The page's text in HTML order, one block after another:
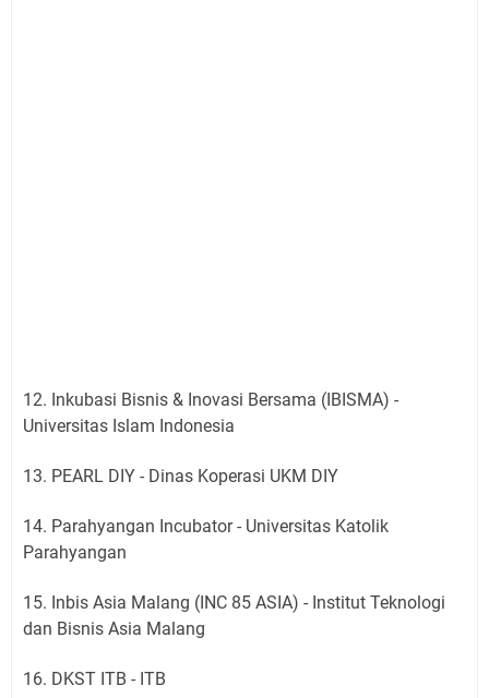
12. Inkubasi Bisnis & Inovasi Bersama (IBISMA) -
Universitas Islam Indonesia
13. PEARL DIY - Dinas Koperasi UKM DIY
14. Parahyangan Incubator - Universitas Katolik
Parahyangan
15. Inbis Asia Malang (INC 85 ASIA) - Institut Teknologi
dan Bisnis Asia Malang
16. DKST ITB - ITB